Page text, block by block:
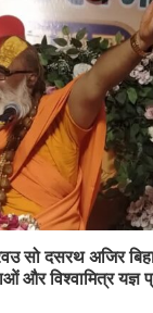
सो दसरथ अजिर
और विश्वामित्र यज्ञ